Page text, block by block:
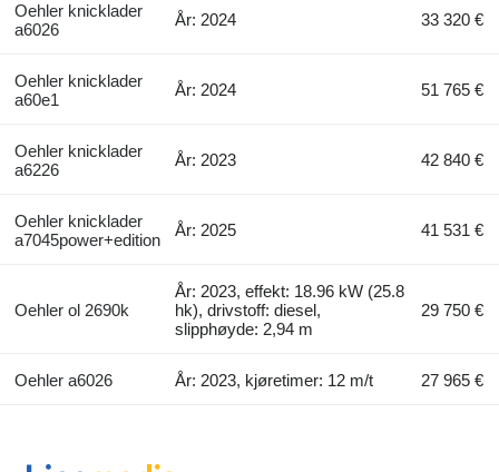
Oehler knicklader
a6026
År: 2024 33 320 €
Oehler knicklader
a60e1
År: 2024 51 765 €
Oehler knicklader
a6226
År: 2023 42 840 €
Oehler knicklader
a7045power+edition
År: 2025 41 531 €
Oehler ol 2690k
År: 2023, effekt: 18.96 kW (25.8
hk), drivstoff: diesel,
slipphøyde: 2,94 m
29 750 €
Oehler a6026 År: 2023, kjøretimer: 12 m/t 27 965 €